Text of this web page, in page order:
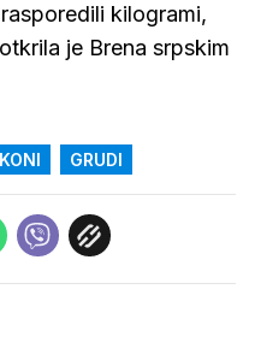
kilogrami,
je Brena srpskim
GRUDI